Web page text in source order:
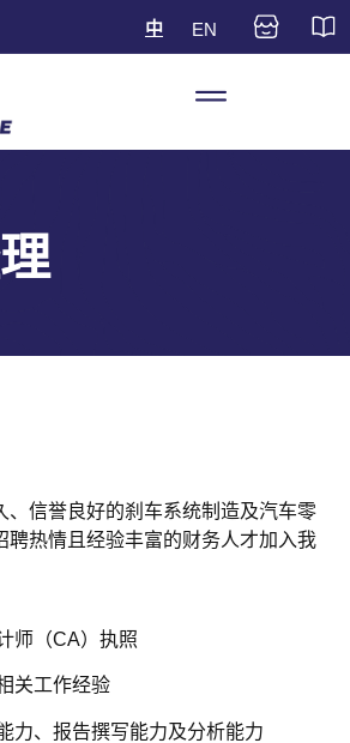
中 EN
、信誉良好的刹车系统制造及汽车零
聘热情且经验丰富的财务人才加入我
师（CA）执照
关工作经验
力、报告撰写能力及分析能力